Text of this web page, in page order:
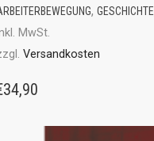
, GESCHICHTE
MwSt.
Versandkosten
34,90